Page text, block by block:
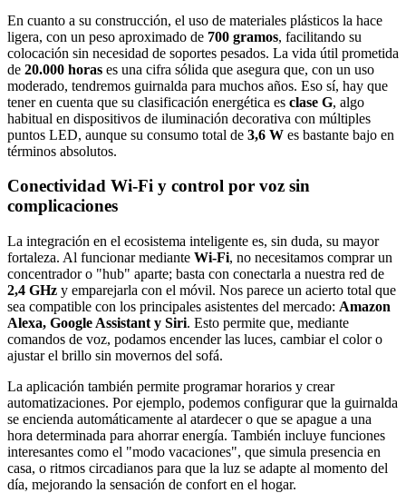
En cuanto a su construcción, el uso de materiales plásticos la hace
ligera, con un peso aproximado de 700 gramos, facilitando su
colocación sin necesidad de soportes pesados. La vida útil prometida
de 20.000 horas es una cifra sólida que asegura que, con un uso
moderado, tendremos guirnalda para muchos años. Eso sí, hay que
tener en cuenta que su clasificación energética es clase G, algo
habitual en dispositivos de iluminación decorativa con múltiples
puntos LED, aunque su consumo total de 3,6 W es bastante bajo en
términos absolutos.
Conectividad Wi-Fi y control por voz sin
complicaciones
La integración en el ecosistema inteligente es, sin duda, su mayor
fortaleza. Al funcionar mediante Wi-Fi, no necesitamos comprar un
concentrador o "hub" aparte; basta con conectarla a nuestra red de
2,4 GHz y emparejarla con el móvil. Nos parece un acierto total que
sea compatible con los principales asistentes del mercado: Amazon
Alexa, Google Assistant y Siri. Esto permite que, mediante
comandos de voz, podamos encender las luces, cambiar el color o
ajustar el brillo sin movernos del sofá.
La aplicación también permite programar horarios y crear
automatizaciones. Por ejemplo, podemos configurar que la guirnalda
se encienda automáticamente al atardecer o que se apague a una
hora determinada para ahorrar energía. También incluye funciones
interesantes como el "modo vacaciones", que simula presencia en
casa, o ritmos circadianos para que la luz se adapte al momento del
día, mejorando la sensación de confort en el hogar.